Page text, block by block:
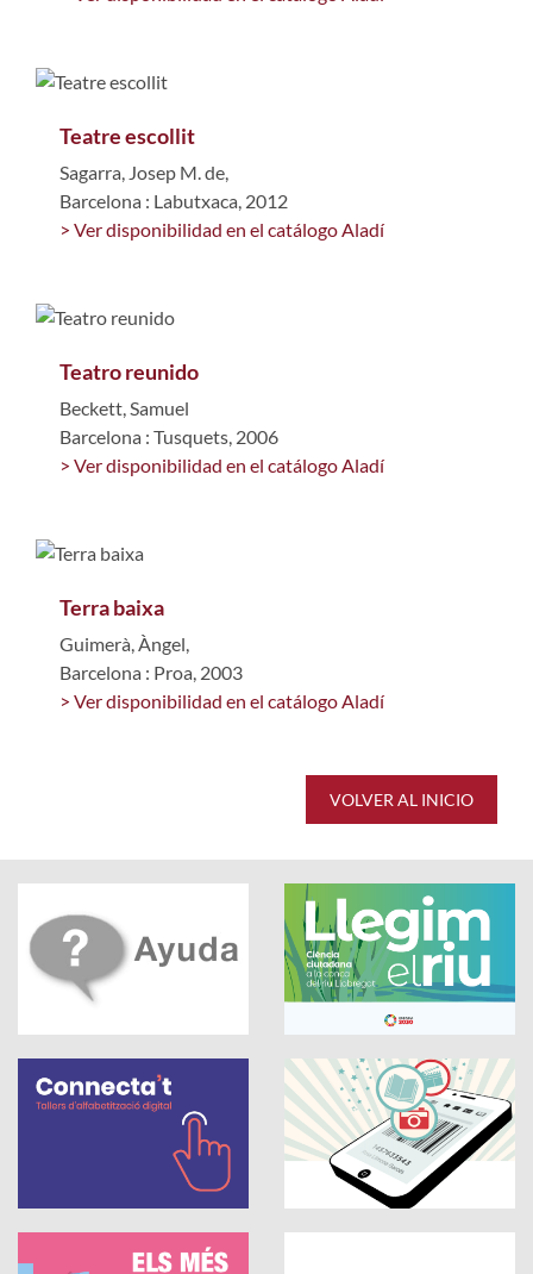
Teatre escollit
Sagarra, Josep M. de,
Barcelona : Labutxaca, 2012
> Ver disponibilidad en el catálogo Aladí
Teatro reunido
Beckett, Samuel
Barcelona : Tusquets, 2006
> Ver disponibilidad en el catálogo Aladí
Terra baixa
Guimerà, Àngel,
Barcelona : Proa, 2003
> Ver disponibilidad en el catálogo Aladí
VOLVER AL INICIO